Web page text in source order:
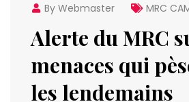
By Webmaster MRC
Alerte du MRC
menaces qui
les lendemains